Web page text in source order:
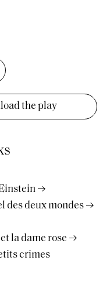
the play
des deux mondes
la dame rose
crimes